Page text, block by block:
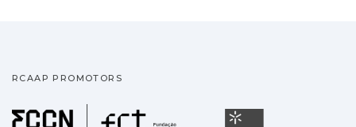
RCAAP PROMOTORS
Fundação para a